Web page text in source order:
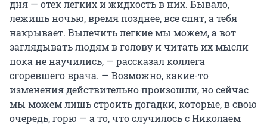
дня — отек легких и жидкость в них. Бывало,
лежишь ночью, время позднее, все спят, а тебя
накрывает. Вылечить легкие мы можем, а вот
заглядывать людям в голову и читать их мысли
пока не научились, — рассказал коллега
сгоревшего врача. — Возможно, какие-то
изменения действительно произошли, но сейчас
мы можем лишь строить догадки, которые, в свою
очередь, горю — а то, что случилось с Николаем